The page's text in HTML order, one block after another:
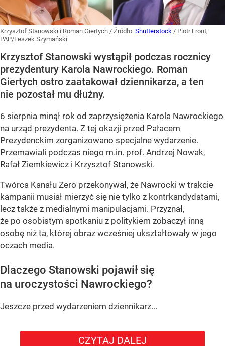
Krzysztof Stanowski i Roman Giertych / Źródło: Shutterstock / Piotr Front,
PAP/Leszek Szymański
Krzysztof Stanowski wystąpił podczas rocznicy
prezydentury Karola Nawrockiego. Roman
Giertych ostro zaatakował dziennikarza, a ten
nie pozostał mu dłużny.
6 sierpnia minął rok od zaprzysiężenia Karola Nawrockiego
na urząd prezydenta. Z tej okazji przed Pałacem
Prezydenckim zorganizowano specjalne wydarzenie.
Przemawiali podczas niego m.in. prof. Andrzej Nowak,
Rafał Ziemkiewicz i Krzysztof Stanowski.
Twórca Kanału Zero przekonywał, że Nawrocki w trakcie
kampanii musiał mierzyć się nie tylko z kontrkandydatami,
lecz także z medialnymi manipulacjami. Przyznał,
że po osobistym spotkaniu z politykiem zobaczył inną
osobę niż ta, której obraz wcześniej ukształtowały w jego
oczach media.
Dlaczego Stanowski pojawił się
na uroczystości Nawrockiego?
Jeszcze przed wydarzeniem dziennikarz...
CZYTAJ DALEJ